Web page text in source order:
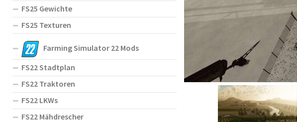
FS25 Gewichte
FS25 Texturen
Farming Simulator 22 Mods
FS22 Stadtplan
FS22 Traktoren
FS22 LKWs
FS22 Mähdrescher